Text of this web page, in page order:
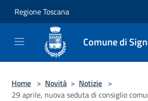
Regione Toscana
Comune di
Home > Novità > Notizie >
29 aprile, nuova seduta di consiglio